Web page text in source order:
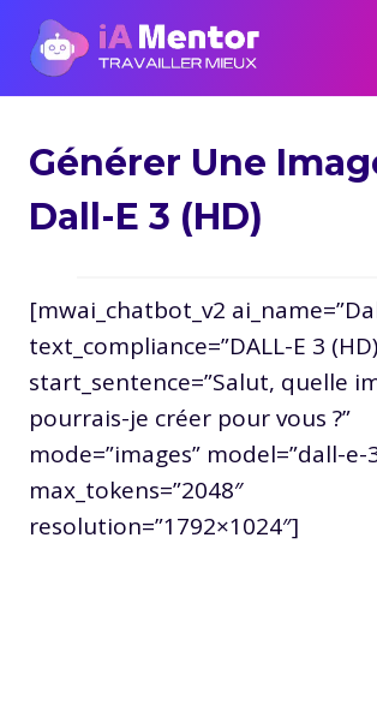
Aller
contenu
Générer Une
Dall-E 3 (HD)
[mwai_chatbot_v2
text_compliance=”DALL-E 3
start_sentence=”Salut, quelle
pourrais-je créer pour vous ?”
mode=”images” model=”dall-e-
max_tokens=”2048″
resolution=”1792×1024″]